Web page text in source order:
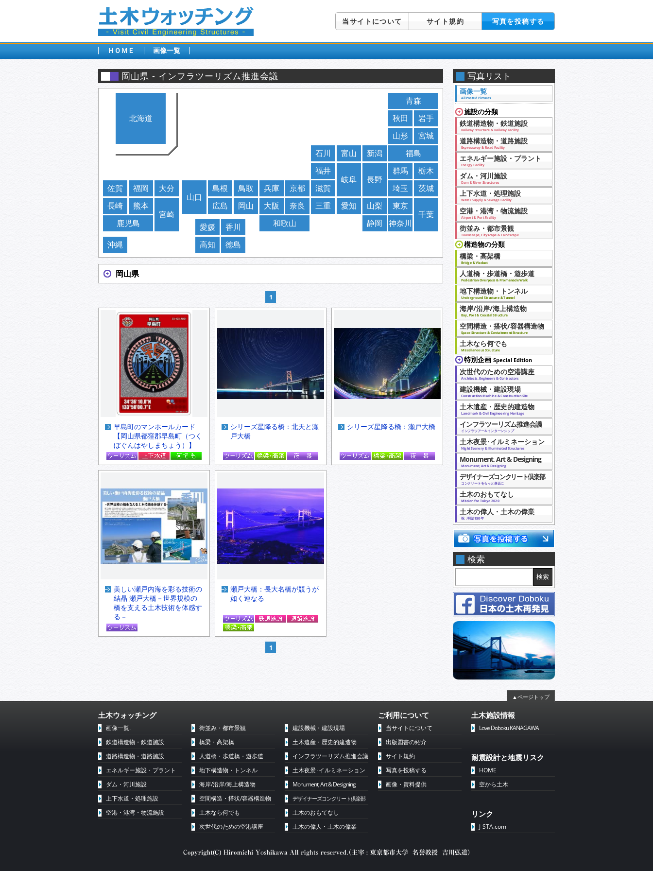
当サイトについて サイト規約 写真を投稿する
ＨＯＭＥ 画像一覧
岡山県 インフラツーリズム推進会議
北海道
青森
秋田
岩手
山形
宮城
福島
群馬
栃木
埼玉
茨城
東京
神奈川
千葉
新潟
長野
山梨
静岡
富山
岐阜
愛知
石川
福井
滋賀
三重
京都
奈良
兵庫
大阪
和歌山
鳥取
岡山
島根
広島
山口
香川
愛媛
徳島
高知
大分
宮崎
福岡
熊本
佐賀
長崎
鹿児島
沖縄
岡山県
1
早島町のマンホールカード
【岡山県都窪郡早島町（つく
ぼぐんはやしまちょう）】
シリーズ星降る橋：北天と瀬
戸大橋
シリーズ星降る橋：瀬戸大橋
美しい瀬戸内海を彩る技術の
結晶 瀬戸大橋－世界規模の
橋を支える土木技術を体感す
る－
瀬戸大橋：長大名橋が競うが
如く連なる
1
写真リスト
画像一覧
All Posted Pictures
施設の分類
鉄道構造物・鉄道施設
Railway Structure & Railway Facility
道路構造物・道路施設
Expressway & Road Facility
エネルギー施設・プラント
Energy Facility
ダム・河川施設
Dam & River Structures
上下水道・処理施設
Water Supply & Sewage Facility
空港・港湾・物流施設
Airport & Port Facility
街並み・都市景観
Townscape, Cityscape & Landscape
構造物の分類
橋梁・高架橋
Bridge & Viaduct
人道橋・歩道橋・遊歩道
Pedestrian Overpass & Promenade Walk
地下構造物・トンネル
Underground Structure & Tunnel
海岸/沿岸/海上構造物
Bay, Port & Coastal Structure
空間構造・搭状/容器構造物
Space Structure & Containment Structure
土木なら何でも
Miscellaneous Structure
特別企画 Special Edition
次世代のための空港講座
Architects, Engineers & Contractors
建設機械・建設現場
Construction Machine & Construction Site
土木遺産・歴史的建造物
Landmark & Civil Engineering Heritage
インフラツーリズム推進会議
インフラツアー＆インターンシップ
土木夜景･イルミネーション
Night Scenery & Illuminated Structures
Monument, Art & Designing
Monument, Art & Designing
デザイナーズコンクリート倶楽部
コンクリートをもっと身近に
土木のおもてなし
Mission for Tokyo 2020
土木の偉人・土木の偉業
祝：明治150年
検索
検索
▲ページトップ
土木ウォッチング
画像一覧.
鉄道構造物・鉄道施設
道路構造物・道路施設
エネルギー施設・プラント
ダム・河川施設
上下水道・処理施設
空港・港湾・物流施設
街並み・都市景観
橋梁・高架橋
人道橋・歩道橋・遊歩道
地下構造物・トンネル
海岸/沿岸/海上構造物
空間構造・搭状/容器構造物
土木なら何でも
次世代のための空港講座
建設機械・建設現場
土木遺産・歴史的建造物
インフラツーリズム推進会議
土木夜景･イルミネーション
Monument, Art & Designing
デザイナーズコンクリート倶楽部
土木のおもてなし
土木の偉人・土木の偉業
ご利用について
当サイトについて
出版図書の紹介
サイト規約
写真を投稿する
画像・資料提供
土木施設情報
Love Doboku KANAGAWA
耐震設計と地震リスク
HOME
空から土木
リンク
J-STA.com